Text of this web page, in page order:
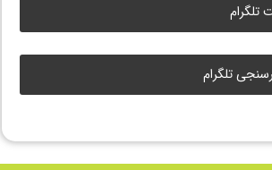
تلگرام